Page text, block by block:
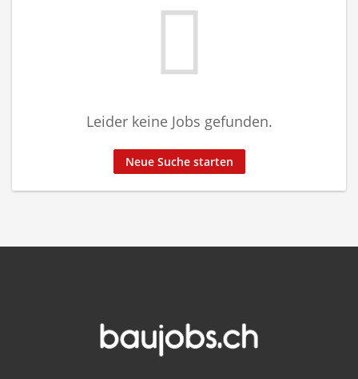
Leider keine Jobs gefunden.
Neue Suche starten